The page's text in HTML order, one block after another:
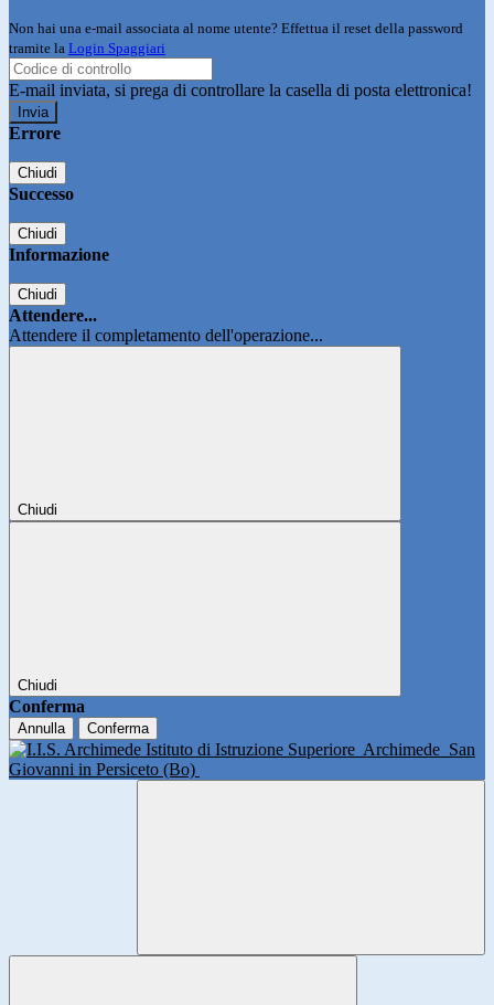
Non hai una e-mail associata al nome utente? Effettua il reset della password
tramite la Login Spaggiari
E-mail inviata, si prega di controllare la casella di posta elettronica!
Errore
Chiudi
Successo
Chiudi
Informazione
Chiudi
Attendere...
Attendere il completamento dell'operazione...
Chiudi
Chiudi
Conferma
Annulla Conferma
Istituto di Istruzione Superiore Archimede San
Giovanni in Persiceto (Bo)